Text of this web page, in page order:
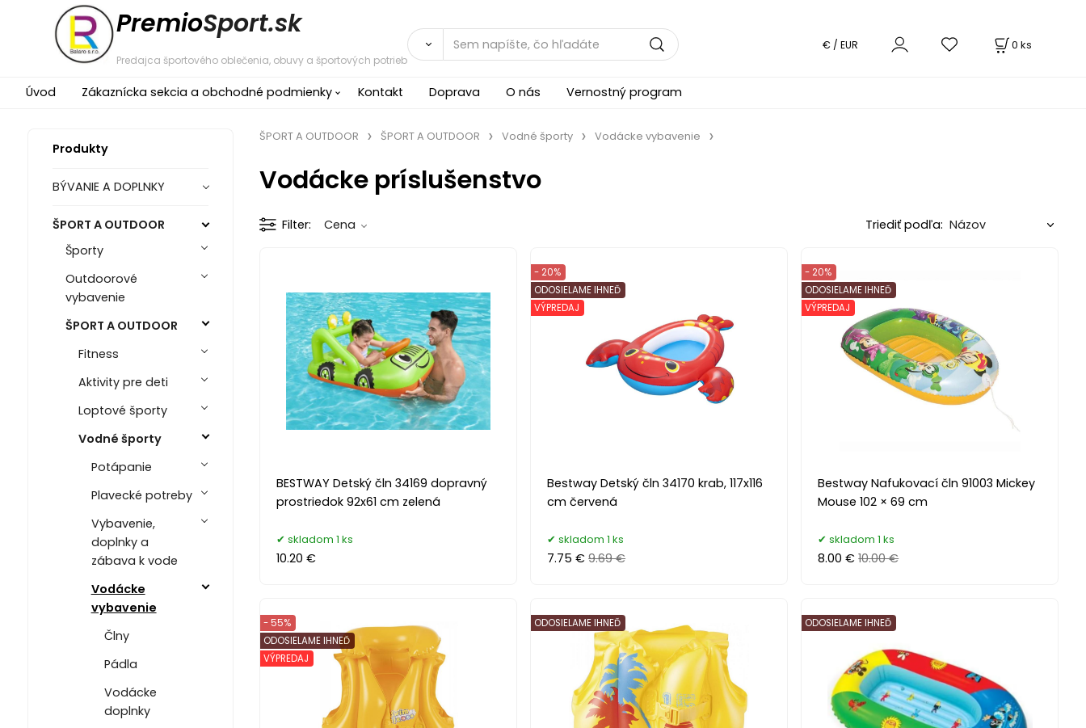
PremioSport.sk
Predajca športového oblečenia, obuvy a športových potrieb
0 ks
€ / EUR
Úvod Zákaznícka sekcia a obchodné podmienky Kontakt Doprava O nás Vernostný program
Produkty
BÝVANIE A DOPLNKY
ŠPORT A OUTDOOR
Športy
Outdoorové
vybavenie
ŠPORT A OUTDOOR
Fitness
Aktivity pre deti
Loptové športy
Vodné športy
Potápanie
Plavecké potreby
Vybavenie,
doplnky a
zábava k vode
Vodácke
vybavenie
Člny
Pádla
Vodácke
doplnky
ŠPORT A OUTDOOR ŠPORT A OUTDOOR Vodné športy Vodácke vybavenie
Vodácke príslušenstvo
Filter Cena Triediť podľa:
BESTWAY Detský čln 34169 dopravný
prostriedok 92x61 cm zelená
skladom 1 ks
10.20 €
Bestway Detský čln 34170 krab, 117x116
cm červená
- 20%
ODOSIELAME IHNEĎ
VÝPREDAJ
skladom 1 ks
7.75 € 9.69 €
Bestway Nafukovací čln 91003 Mickey
Mouse 102 × 69 cm
- 20%
ODOSIELAME IHNEĎ
VÝPREDAJ
skladom 1 ks
8.00 € 10.00 €
- 55%
ODOSIELAME IHNEĎ
VÝPREDAJ
ODOSIELAME IHNEĎ ODOSIELAME IHNEĎ